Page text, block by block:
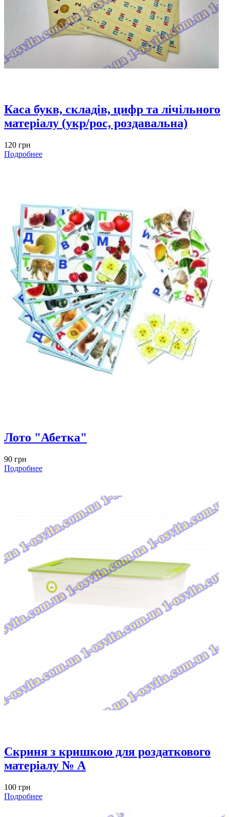
Каса букв, складів, цифр та лічільного
матеріалу (укр/рос, роздавальна)
120 грн
Подробнее
Лото "Абетка"
90 грн
Подробнее
Скриня з кришкою для роздаткового
матеріалу № A
100 грн
Подробнее